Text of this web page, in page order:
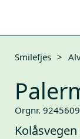
Smilefjes >
Orgnr.
Kolåsvegen